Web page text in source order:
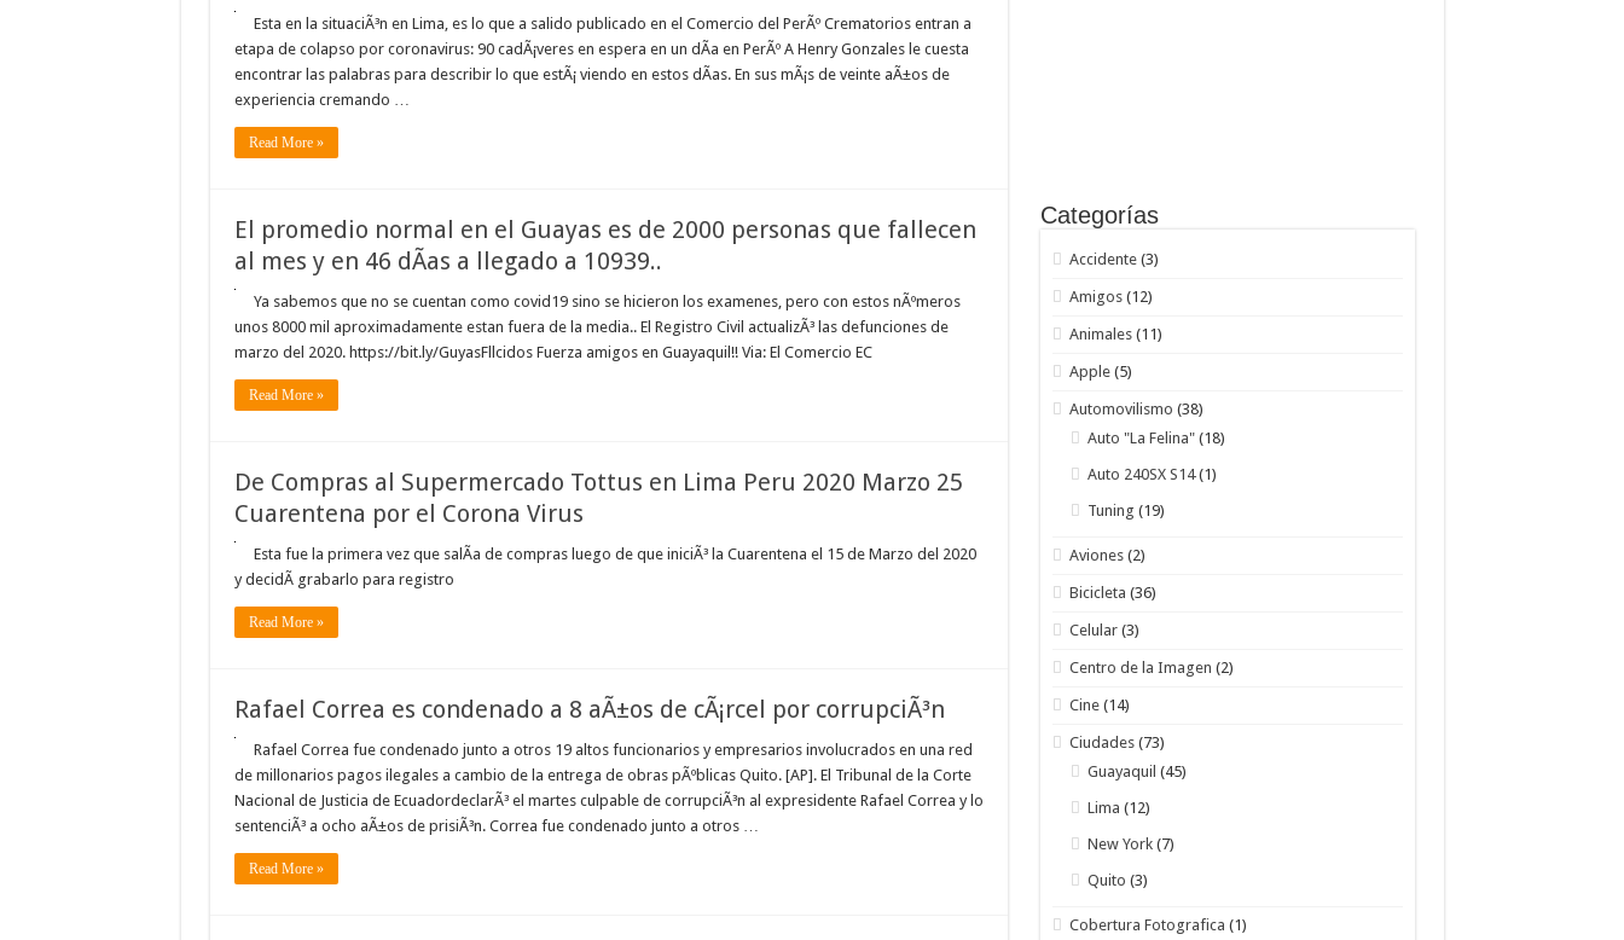
Esta en la situaciÃ³n en Lima, es lo que a salido publicado en el Comercio del PerÃº Crematorios entran a
etapa de colapso por coronavirus: 90 cadÃ¡veres en espera en un dÃ­a en PerÃº A Henry Gonzales le cuesta
encontrar las palabras para describir lo que estÃ¡ viendo en estos dÃ­as. En sus mÃ¡s de veinte aÃ±os de
experiencia cremando …
Read More »
El promedio normal en el Guayas es de 2000 personas que fallecen
al mes y en 46 dÃ­as a llegado a 10939..
Ya sabemos que no se cuentan como covid19 sino se hicieron los examenes, pero con estos nÃºmeros
unos 8000 mil aproximadamente estan fuera de la media.. El Registro Civil actualizÃ³ las defunciones de
marzo del 2020. https://bit.ly/GuyasFllcidos Fuerza amigos en Guayaquil!! Via: El Comercio EC
Read More »
De Compras al Supermercado Tottus en Lima Peru 2020 Marzo 25
Cuarentena por el Corona Virus
Esta fue la primera vez que salÃ­a de compras luego de que iniciÃ³ la Cuarentena el 15 de Marzo del 2020
y decidÃ­ grabarlo para registro
Read More »
Rafael Correa es condenado a 8 aÃ±os de cÃ¡rcel por corrupciÃ³n
Rafael Correa fue condenado junto a otros 19 altos funcionarios y empresarios involucrados en una red
de millonarios pagos ilegales a cambio de la entrega de obras pÃºblicas Quito. [AP]. El Tribunal de la Corte
Nacional de Justicia de EcuadordeclarÃ³ el martes culpable de corrupciÃ³n al expresidente Rafael Correa y lo
sentenciÃ³ a ocho aÃ±os de prisiÃ³n. Correa fue condenado junto a otros …
Read More »
Categorías
Accidente (3)
Amigos (12)
Animales (11)
Apple (5)
Automovilismo (38)
Auto "La Felina" (18)
Auto 240SX S14(1)
Tuning (19)
Aviones (2)
Bicicleta (36)
Celular (3)
Centro de la Imagen (2)
Cine (14)
Ciudades (73)
Guayaquil (45)
Lima (12)
New York (7)
Quito (3)
Cobertura Fotografica (1)